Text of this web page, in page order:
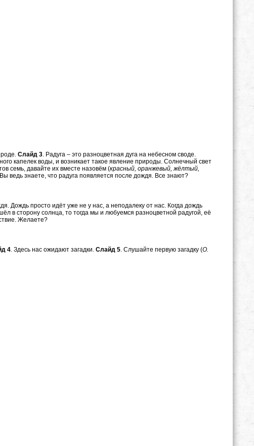
Слайд 3 . Радуга – это разноцветная дуга на небесном своде.
капелек воды, и возникает такое явление природы. Солнечный свет
семь, давайте их вместе назовём (красный, оранжевый, жёлтый,
ведь знаете, что радуга появляется после дождя. Все знают?
Дождь просто идёт уже не у нас, а неподалеку от нас. Когда дождь
в сторону солнца, то тогда мы и любуемся разноцветной радугой, её
Желаете?
4. Здесь нас ожидают загадки. Слайд 5. Слушайте первую загадку (О.